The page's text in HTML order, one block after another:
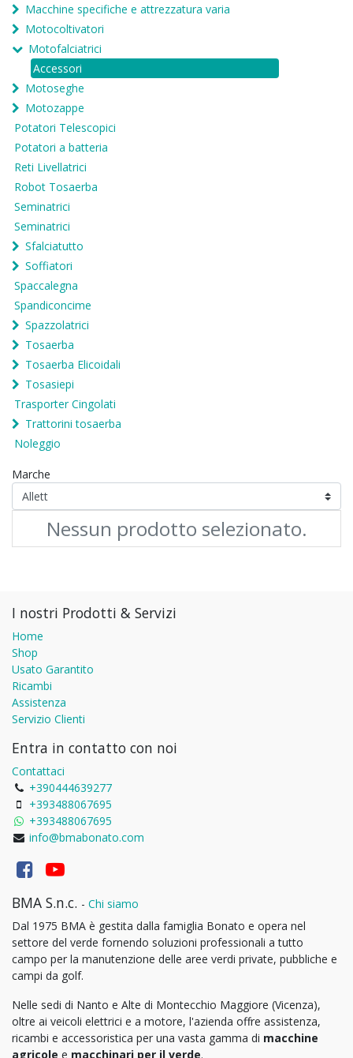
Macchine specifiche e attrezzatura varia
Motocoltivatori
Motofalciatrici
Accessori
Motoseghe
Motozappe
Potatori Telescopici
Potatori a batteria
Reti Livellatrici
Robot Tosaerba
Seminatrici
Seminatrici
Sfalciatutto
Soffiatori
Spaccalegna
Spandiconcime
Spazzolatrici
Tosaerba
Tosaerba Elicoidali
Tosasiepi
Trasporter Cingolati
Trattorini tosaerba
Noleggio
Marche
Nessun prodotto selezionato.
I nostri Prodotti & Servizi
Home
Shop
Usato Garantito
Ricambi
Assistenza
Servizio Clienti
Entra in contatto con noi
Contattaci
+390444639277
+393488067695
+393488067695
info@bmabonato.com
BMA S.n.c. - Chi siamo
Dal 1975 BMA è gestita dalla famiglia Bonato e opera nel
settore del verde fornendo soluzioni professionali a tutto
campo per la manutenzione delle aree verdi private, pubbliche e
campi da golf.
Nelle sedi di Nanto e Alte di Montecchio Maggiore (Vicenza),
oltre ai veicoli elettrici e a motore, l'azienda offre assistenza,
ricambi e accessoristica per una vasta gamma di macchine
agricole e macchinari per il verde.